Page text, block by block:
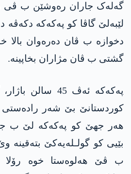
گەلەک جاران رەوشێن ب ڤی
لێبەلێ گاڤا کو پەکەکە
دخوازە ب ڤان دەرەوان بالا
گشتی ب ڤان مژاران بخاپینە.
پەکەکە ئەڤ 45
کوردستانێ بێ شەر رادەستی
ھەر جھێ کو پەکەکە لێ ب جھ
بێیی کو گولـلەیەکێ بتەقینە
ب ڤێ ھەلوەستا خوە رۆلا